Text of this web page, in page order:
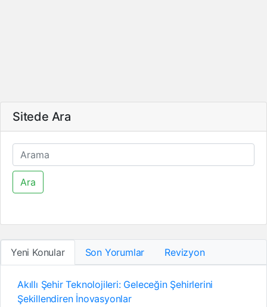
Sitede Ara
Ara
Yeni Konular Son Yorumlar Revizyon
Akıllı Şehir Teknolojileri: Geleceğin Şehirlerini
Şekillendiren İnovasyonlar